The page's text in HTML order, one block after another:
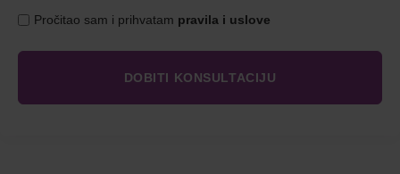
Pročitao sam i prihvatam pravila i uslove